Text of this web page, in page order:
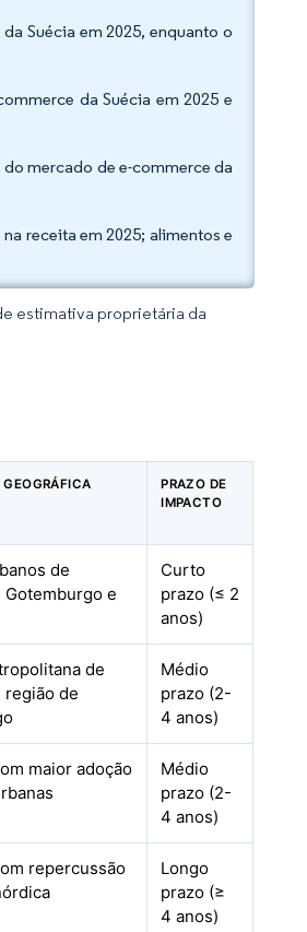
Suécia em 2025, enquanto o
da Suécia em 2025 e
mercado de e-commerce da
receita em 2025; alimentos e
estimativa proprietária da
PRAZO DE
IMPACTO
de
Gotemburgo e
Curto
prazo (≤ 2
anos)
de
região de
Médio
prazo (2-
4 anos)
maior adoção
Médio
prazo (2-
4 anos)
repercussão
Longo
prazo (≥
4 anos)